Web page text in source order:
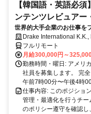
【韓国語・英語必
ンテンツレビュアー
世界的大手企業のお仕事を
Drake International
フルリモート
月給300,000円～
勤務時間・曜日: アメリ
社員を募集します。 完
午前7時00分〜午後4時
仕事内容: このポジショ
管理・最適化を行うチ
のポリシー遵守を確認